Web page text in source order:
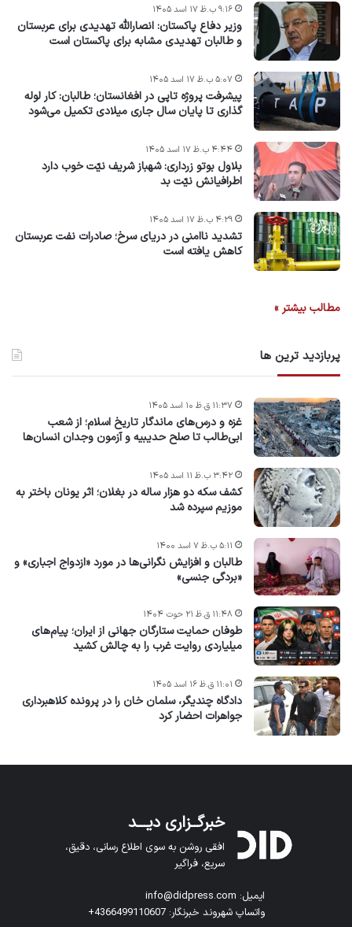
وزیر دفاع پاکستان: انصارالله تهدیدی برای عربستان
و طالبان تهدیدی مشابه برای پاکستان است
۹:۱۶ ب.ظ ۱۷ اسد ۱۴۰۵
پیشرفت پروژه‌ تاپی در افغانستان؛ طالبان: کار لوله
گذاری تا پایان سال جاری میلادی تکمیل می‌شود
۵:۰۷ ب.ظ ۱۷ اسد ۱۴۰۵
بلاول بوتو زرداری: شهباز شریف نیّت خوب دارد
اطرافیانش نیّت بد
۴:۴۴ ب.ظ ۱۷ اسد ۱۴۰۵
تشدید ناامنی در دریای سرخ؛ صادرات نفت عربستان
کاهش یافته است
۴:۲۹ ب.ظ ۱۷ اسد ۱۴۰۵
مطالب بیشتر »
پربازدید ترین ها
غزه و درس‌های ماندگار تاریخ اسلام؛ از شعب
ابی‌طالب تا صلح حدیبیه و آزمون وجدان انسان‌ها
۱۱:۳۷ ق.ظ ۱۰ اسد ۱۴۰۵
کشف سکه دو هزار ساله در بغلان؛ اثر یونان باختر به
موزیم سپرده شد
۳:۴۲ ب.ظ ۱۱ اسد ۱۴۰۵
طالبان و افزایش نگرانی‌ها در مورد «ازدواج اجباری» و
«بردگی جنسی»
۵:۱۱ ب.ظ ۷ اسد ۱۴۰۰
طوفان حمایت ستارگان جهانی از ایران؛ پیام‌های
میلیاردی روایت غرب را به چالش کشید
۱۱:۴۸ ق.ظ ۲۱ حوت ۱۴۰۴
دادگاه چندیگر، سلمان خان را در پرونده کلاهبرداری
جواهرات احضار کرد
۱۱:۰۱ ق.ظ ۱۶ اسد ۱۴۰۵
خبرگــزاری دیـــد
افقی روشن به سوی اطلاع رسانی، دقیق،
سریع، فراگیر
ایمیل: info@didpress.com
واتساپ شهروند خبرنگار: 4366499110607+